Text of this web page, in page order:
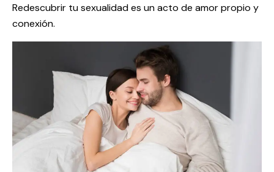
Redescubrir tu sexualidad es un acto de amor propio y
conexión.